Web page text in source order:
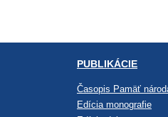
PUBLIKÁCIE
Časopis Pamäť
Edícia monografie